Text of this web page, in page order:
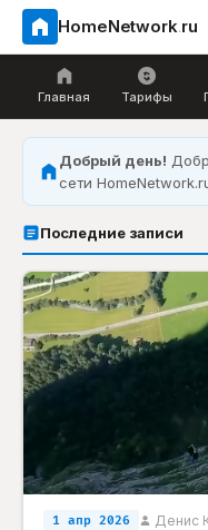
HomeNetwork.ru
Главная Тарифы
Добрый день!
сети
Последние записи
1 апр 2026 Денис